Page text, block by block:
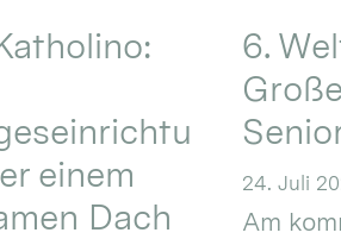
einem
Dach
6.
24. Juli
Am